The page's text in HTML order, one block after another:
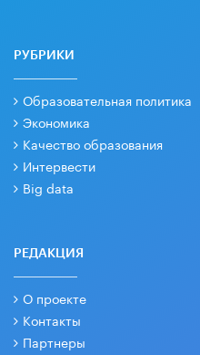
РУБРИКИ
Образовательная политика
Экономика
Качество образования
Интервести
Big data
РЕДАКЦИЯ
О проекте
Контакты
Партнеры